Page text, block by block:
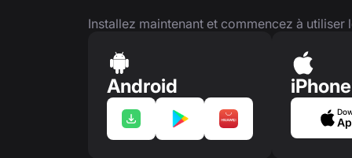
Installez maintenant et commencez à
Android iPhone